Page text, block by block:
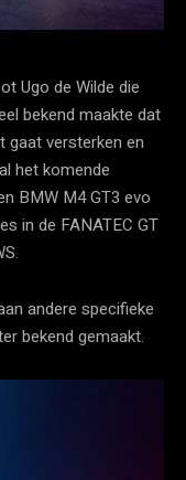
Ugo de Wilde die
bekend maakte dat
versterken en
het komende
BMW M4 GT3 evo
in de FANATEC GT
andere specifieke
bekend gemaakt.